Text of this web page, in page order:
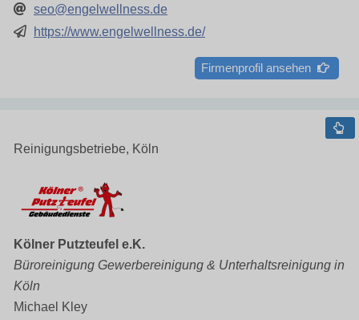
seo@engelwellness.de
https://www.engelwellness.de/
Firmenprofil ansehen
Reinigungsbetriebe, Köln
Kölner Putzteufel e.K.
Büroreinigung Gewerbereinigung & Unterhaltsreinigung in
Köln
Michael Kley